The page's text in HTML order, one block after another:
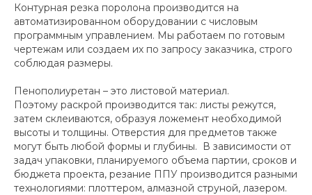
Контурная резка поролона производится на
автоматизированном оборудовании с числовым
программным управлением. Мы работаем по готовым
чертежам или создаем их по запросу заказчика, строго
соблюдая размеры.
Пенополиуретан – это листовой материал.
Поэтому раскрой производится так: листы режутся,
затем склеиваются, образуя ложемент необходимой
высоты и толщины. Отверстия для предметов также
могут быть любой формы и глубины. В зависимости от
задач упаковки, планируемого объема партии, сроков и
бюджета проекта, резание ППУ производится разными
технологиями: плоттером, алмазной струной, лазером.